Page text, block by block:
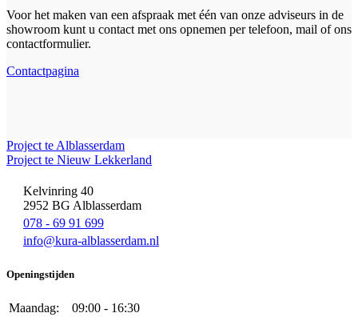
Voor het maken van een afspraak met één van onze adviseurs in de
showroom kunt u contact met ons opnemen per telefoon, mail of ons
contactformulier.
Contactpagina
Project te Alblasserdam
Project te Nieuw Lekkerland
Kelvinring 40
2952 BG Alblasserdam
078 - 69 91 699
info@kura-alblasserdam.nl
Openingstijden
Maandag:
09:00 - 16:30